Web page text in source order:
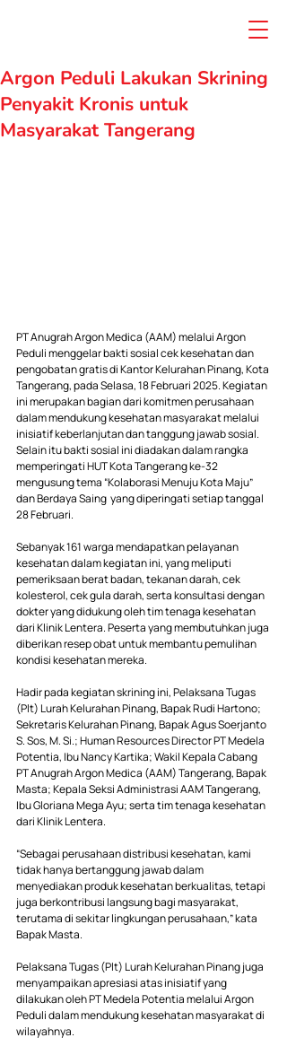
Argon Peduli Lakukan Skrining
Penyakit Kronis untuk
Masyarakat Tangerang
PT Anugrah Argon Medica (AAM) melalui Argon
Peduli menggelar bakti sosial cek kesehatan dan
pengobatan gratis di Kantor Kelurahan Pinang, Kota
Tangerang, pada Selasa, 18 Februari 2025. Kegiatan
ini merupakan bagian dari komitmen perusahaan
dalam mendukung kesehatan masyarakat melalui
inisiatif keberlanjutan dan tanggung jawab sosial.
Selain itu bakti sosial ini diadakan dalam rangka
memperingati HUT Kota Tangerang ke-32
mengusung tema “Kolaborasi Menuju Kota Maju”
dan Berdaya Saing  yang diperingati setiap tanggal
28 Februari.
Sebanyak 161 warga mendapatkan pelayanan
kesehatan dalam kegiatan ini, yang meliputi
pemeriksaan berat badan, tekanan darah, cek
kolesterol, cek gula darah, serta konsultasi dengan
dokter yang didukung oleh tim tenaga kesehatan
dari Klinik Lentera. Peserta yang membutuhkan juga
diberikan resep obat untuk membantu pemulihan
kondisi kesehatan mereka.
Hadir pada kegiatan skrining ini, Pelaksana Tugas
(Plt) Lurah Kelurahan Pinang, Bapak Rudi Hartono;
Sekretaris Kelurahan Pinang, Bapak Agus Soerjanto
S. Sos, M. Si.; Human Resources Director PT Medela
Potentia, Ibu Nancy Kartika; Wakil Kepala Cabang
PT Anugrah Argon Medica (AAM) Tangerang, Bapak
Masta; Kepala Seksi Administrasi AAM Tangerang,
Ibu Gloriana Mega Ayu; serta tim tenaga kesehatan
dari Klinik Lentera.
“Sebagai perusahaan distribusi kesehatan, kami
tidak hanya bertanggung jawab dalam
menyediakan produk kesehatan berkualitas, tetapi
juga berkontribusi langsung bagi masyarakat,
terutama di sekitar lingkungan perusahaan,” kata
Bapak Masta.
Pelaksana Tugas (Plt) Lurah Kelurahan Pinang juga
menyampaikan apresiasi atas inisiatif yang
dilakukan oleh PT Medela Potentia melalui Argon
Peduli dalam mendukung kesehatan masyarakat di
wilayahnya.